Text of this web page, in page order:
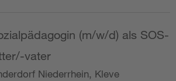
(m/w/d) als SOS-
vater
Niederrhein, Kleve